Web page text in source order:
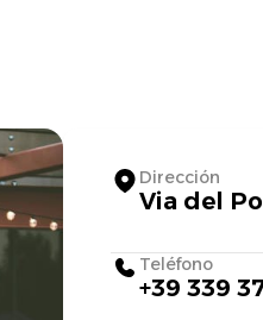
Dirección
Via del
Teléfono
+39 339